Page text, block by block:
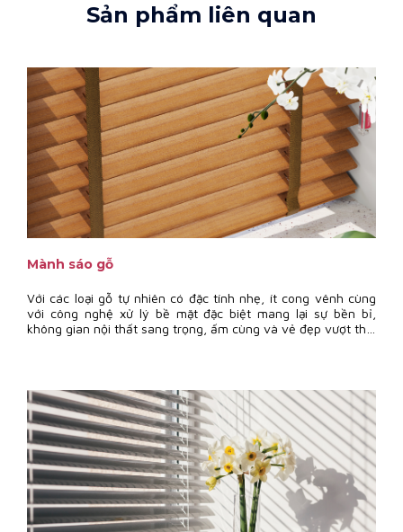
Sản phẩm liên quan
Mành sáo gỗ
Với các loại gỗ tự nhiên có đặc tính nhẹ, ít cong vênh cùng
với công nghệ xử lý bề mặt đặc biệt mang lại sự bền bỉ,
không gian nội thất sang trọng, ấm cùng và vẻ đẹp vượt thời